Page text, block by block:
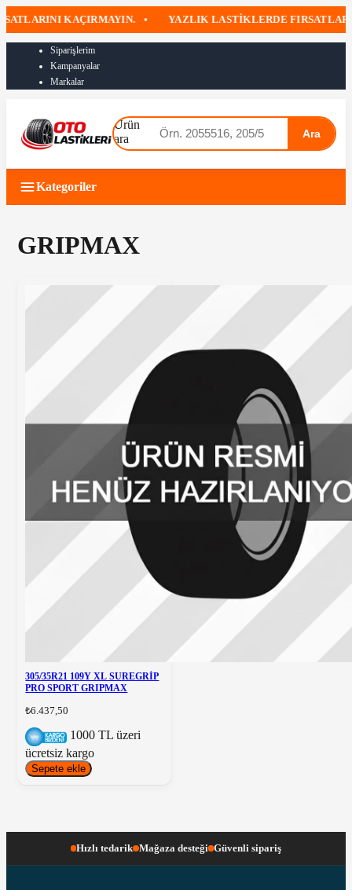
KAÇIRMAYIN. YAZLIK LASTIKLERDE
Siparişlerim
Kampanyalar
Markalar
Ürün
ara
Ara
Kategoriler
GRIPMAX
305/35R21 109Y XL SUREGRİP
PRO SPORT GRIPMAX
₺6.437,50
1000 TL üzeri
ücretsiz kargo
Sepete ekle
Hızlı tedarik Mağaza desteği Güvenli sipariş